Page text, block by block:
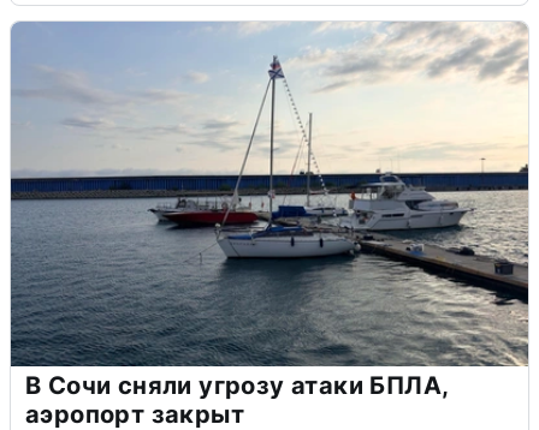
В Сочи сняли угрозу атаки БПЛА,
аэропорт закрыт